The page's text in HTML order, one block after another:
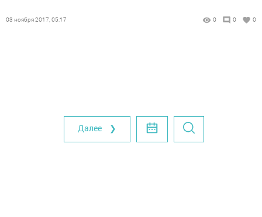
03 ноября 2017, 05:17 0 0 0
Далее ❯